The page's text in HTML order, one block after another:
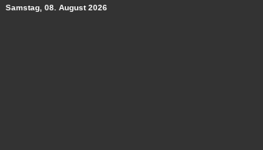
Samstag, 08. August 2026